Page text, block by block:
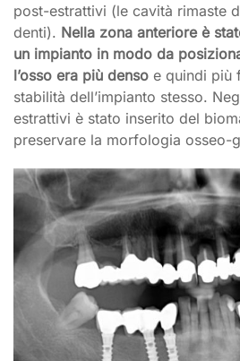
post-estrattivi (le cavità rimaste
denti). Nella zona anteriore è
un impianto in modo da
l’osso era più denso e quindi più
stabilità dell’impianto stesso.
estrattivi è stato inserito del
preservare la morfologia osseo-